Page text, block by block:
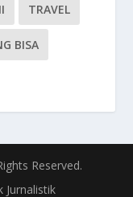
TRAVEL
BISA
Reserved.
Jurnalistik